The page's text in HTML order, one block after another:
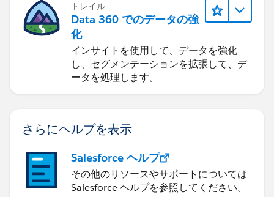
トレイル
Data 360 でのデータの強
化
インサイトを使用して、データを強化
し、セグメンテーションを拡張して、デ
ータを処理します。
さらにヘルプを表示
Salesforce ヘルプ
その他のリソースやサポートについては
Salesforce ヘルプを参照してください。